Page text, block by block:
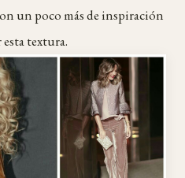
un poco más de inspiración
textura.